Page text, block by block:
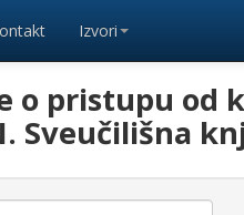
Izvori
o pristupu od
Sveučilišna